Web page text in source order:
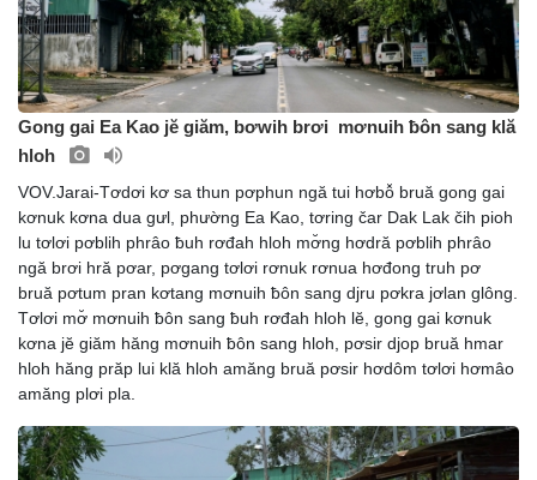
Gong gai Ea Kao jĕ giăm, bơwih brơi mơnuih ƀôn sang klă
hloh
VOV.Jarai-Tơdơi kơ sa thun pơphun ngă tui hơbô̆ bruă gong gai
kơnuk kơna dua gưl, phường Ea Kao, tơring čar Dak Lak čih pioh
lu tơlơi pơblih phrâo ƀuh rơđah hloh mơ̆ng hơdră pơblih phrâo
ngă brơi hră pơar, pơgang tơlơi rơnuk rơnua hơđong truh pơ
bruă pơtum pran kơtang mơnuih ƀôn sang djru pơkra jơlan glông.
Tơlơi mơ̆ mơnuih ƀôn sang ƀuh rơđah hloh lĕ, gong gai kơnuk
kơna jĕ giăm hăng mơnuih ƀôn sang hloh, pơsir djop bruă hmar
hloh hăng prăp lui klă hloh amăng bruă pơsir hơdôm tơlơi hơmâo
amăng plơi pla.